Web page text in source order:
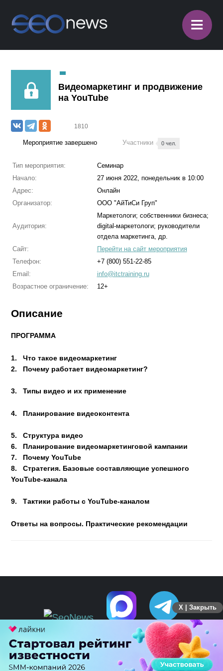
≡
Видеомаркетинг и продвижение
на YouTube
1810
Мероприятие завершено Участники 0 чел.
Тип мероприятия:
Семинар
Начало:
27 июня 2022, понедельник в 10:00
Адрес:
Онлайн
Организатор:
ООО "АйТиСи Груп"
Аудитория:
Маркетологи; собственники бизнеса;
digital-маркетологи; руководители
отдела маркетинга, др.
Сайт:
Перейти на сайт мероприятия
Телефон:
+7 (800) 551-22-85
Email:
info@itctraining.ru
Возрастное ограничение:
12+
Описание
ПРОГРАММА
1.Что такое видеомаркетинг
2. Почему работает видеомаркетинг?
3. Типы видео и их применение
4. Планирование видеоконтента
5.Структура видео
6. Планирование видеомаркетинговой кампании
7. Почему YouTube
8.Стратегия. Базовые составляющие успешного
YouTube-канала
9.Тактики работы с YouTube-каналом
Ответы на вопросы. Практические рекомендации
X | Закрыть
ПЕРЕЙТИ НА ПОЛНУЮ ВЕРСИЮ
© SEOnews.ru Все права защищены. 2026